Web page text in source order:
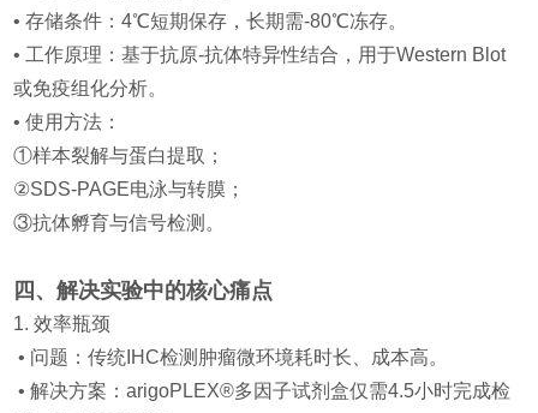
• 存储条件：4℃短期保存，长期需-80℃冻存。
• 工作原理：基于抗原-抗体特异性结合，用于Western Blot
或免疫组化分析。
• 使用方法：
①样本裂解与蛋白提取；
②SDS-PAGE电泳与转膜；
③抗体孵育与信号检测。
四、解决实验中的核心痛点
1. 效率瓶颈
• 问题：传统IHC检测肿瘤微环境耗时长、成本高。
• 解决方案：arigoPLEX®多因子试剂盒仅需4.5小时完成检